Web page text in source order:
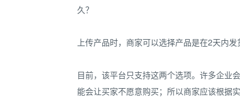
久？
上传产品时，商家可以选择产品是在2天内
目前，该平台只支持这两个选项。许多企业
能会让买家不愿意购买；所以商家应该根据